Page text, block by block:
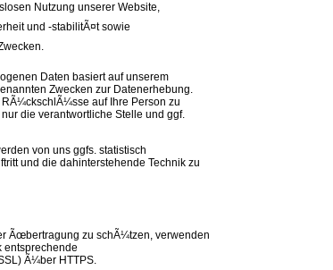
Nutzung unserer Website,
und -stabilitÃ¤t sowie
Daten basiert auf unserem
Zwecken zur Datenerhebung.
auf Ihre Person zu
die verantwortliche Stelle und ggf.
von uns ggfs. statistisch
und die dahinterstehende Technik zu
Ãœbertragung zu schÃ¼tzen, verwenden
entsprechende
Ã¼ber HTTPS.